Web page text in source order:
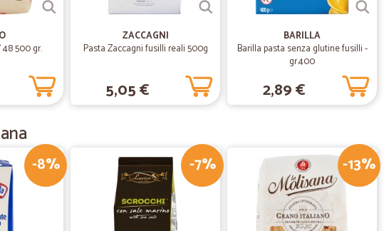
09/09/2019
— Marina G.
E PRECISA.
E PRECISA. IMBALLAGGIO IMPOSSIBILE DA DEFINIRE: PRODOTTI
—.
il due giorni
il due giorni
21/03/2019
48 500 gr.
ZACCAGNI
Pasta Zaccagni fusilli reali 500g
5,05 €
BARILLA
Barilla pasta senza glutine fusilli -
gr.400
2,89 €
-8% -7% -13%